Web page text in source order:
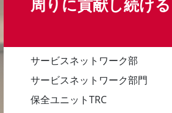
サービスネットワーク部
サービスネットワーク部門
保全ユニットTRC